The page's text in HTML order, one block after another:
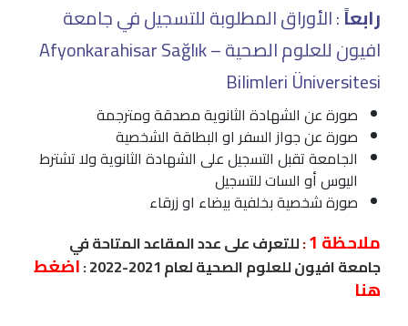
رابعاً: الأوراق المطلوبة للتسجيل في جامعة
افيون للعلوم الصحية – Afyonkarahisar Sağlık
Bilimleri Üniversitesi
صورة عن الشهادة الثانوية مصدقة ومترجمة
صورة عن جواز السفر او البطاقة الشخصية
الجامعة تقبل التسجيل على الشهادة الثانوية ولا تشترط
اليوس أو السات للتسجيل
صورة شخصية بخلفية بيضاء او زرقاء
ملاحظة 1 :للتعرف على عدد المقاعد المتاحة في
جامعة افيون للعلوم الصحية لعام 2021-2022 :
اضغط
هنا